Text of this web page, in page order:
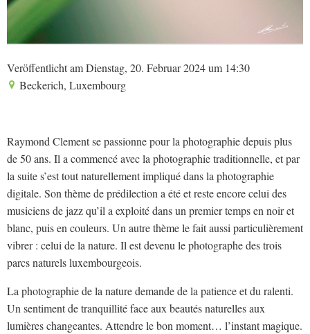
Veröffentlicht am Dienstag, 20. Februar 2024 um 14:30
Beckerich, Luxembourg
Raymond Clement se passionne pour la photographie depuis plus
de 50 ans. Il a commencé avec la photographie traditionnelle, et par
la suite s’est tout naturellement impliqué dans la photographie
digitale. Son thème de prédilection a été et reste encore celui des
musiciens de jazz qu’il a exploité dans un premier temps en noir et
blanc, puis en couleurs. Un autre thème le fait aussi particulièrement
vibrer : celui de la nature. Il est devenu le photographe des trois
parcs naturels luxembourgeois.
La photographie de la nature demande de la patience et du ralenti.
Un sentiment de tranquillité face aux beautés naturelles aux
lumières changeantes. Attendre le bon moment… l’instant magique.